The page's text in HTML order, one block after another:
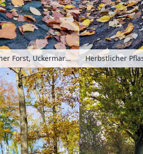
Herbstlicher Pflasterweg am Grumsiner Forst, Uckermark, Brandenburg, Deutschland